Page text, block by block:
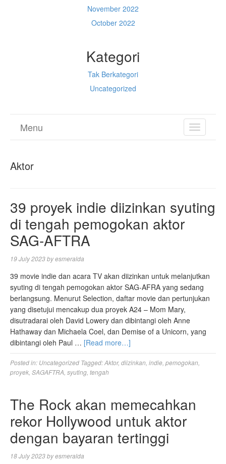
November 2022
October 2022
Kategori
Tak Berkategori
Uncategorized
TOGGLE
Menu
Aktor
39 proyek indie diizinkan syuting
di tengah pemogokan aktor
SAG-AFTRA
19 July 2023byesmeralda
39 movie indie dan acara TV akan diizinkan untuk melanjutkan
syuting di tengah pemogokan aktor SAG-AFRA yang sedang
berlangsung. Menurut Selection, daftar movie dan pertunjukan
yang disetujui mencakup dua proyek A24 – Mom Mary,
disutradarai oleh David Lowery dan dibintangi oleh Anne
Hathaway dan Michaela Coel, dan Demise of a Unicorn, yang
dibintangi oleh Paul … [Read more…]
Posted in: Uncategorized Tagged:Aktor, diizinkan indie pemogokan
proyek SAGAFTRA syuting tengah
The Rock akan memecahkan
rekor Hollywood untuk aktor
dengan bayaran tertinggi
18 July 2023byesmeralda